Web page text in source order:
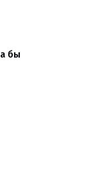
бы